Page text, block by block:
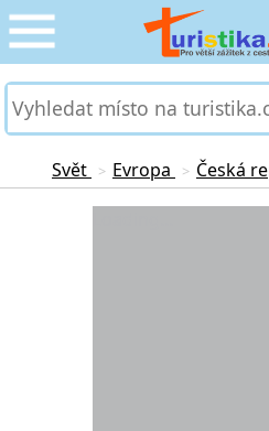
CESTOVÁNÍ
SLUŽBY & DOPRAVA
PRO TURISTY
Svět > Evropa > Česká